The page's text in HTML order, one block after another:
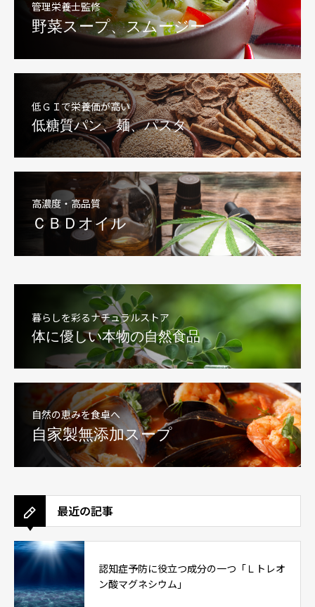
管理栄養士監修
野菜スープ、スムージー
低ＧＩで栄養価が高い
低糖質パン、麺、パスタ
高濃度・高品質
ＣＢＤオイル
暮らしを彩るナチュラルストア
体に優しい本物の自然食品
自然の恵みを食卓へ
自家製無添加スープ
最近の記事
認知症予防に役立つ成分の一つ「Ｌトレオ
ン酸マグネシウム」